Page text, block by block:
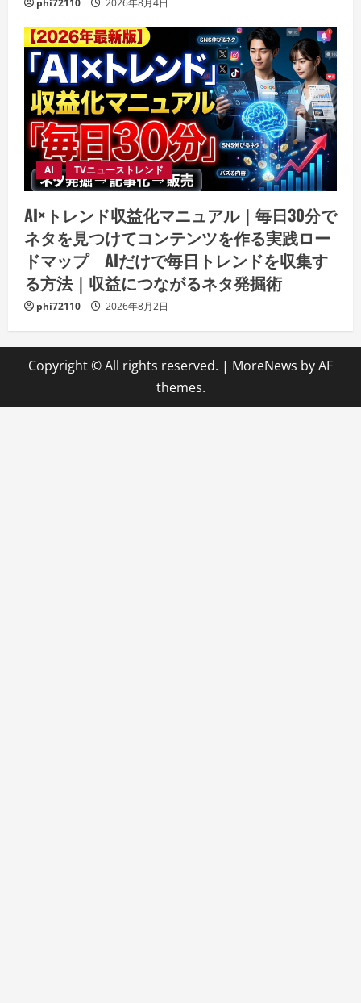
phi72110 2026年8月4日
AI TVニューストレンド
AI×トレンド収益化マニュアル｜毎日30分で
ネタを見つけてコンテンツを作る実践ロー
ドマップ AIだけで毎日トレンドを収集す
る方法｜収益につながるネタ発掘術
phi72110 2026年8月2日
Copyright © All rights reserved. | MoreNews by AF
themes.